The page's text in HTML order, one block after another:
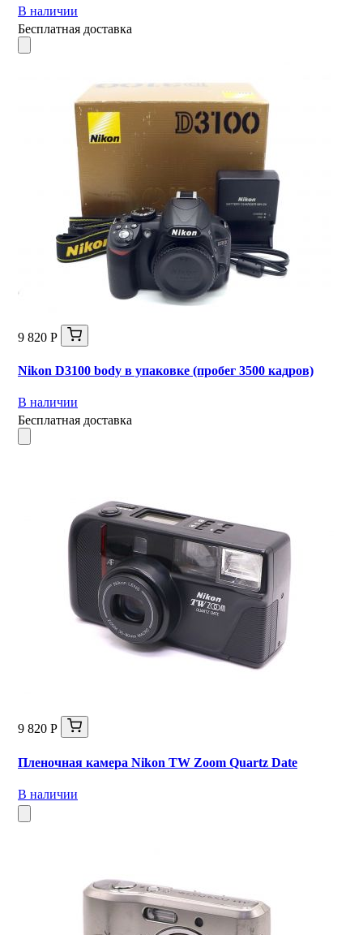
В наличии
Бесплатная доставка
9 820 Р
Nikon D3100 body в упаковке (пробег 3500 кадров)
В наличии
Бесплатная доставка
9 820 Р
Пленочная камера Nikon TW Zoom Quartz Date
В наличии